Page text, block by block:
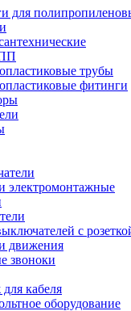
для
трубы
фитинги
электромонтажные
с
движения
звоноки
кабеля
оборудование